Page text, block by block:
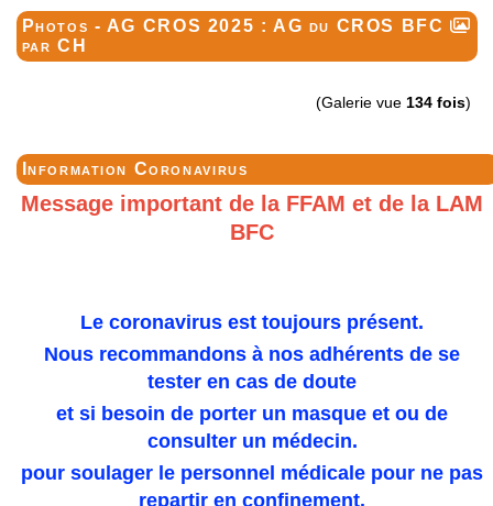
Photos - AG CROS 2025 : AG du CROS BFC
par CH
(Galerie vue 134 fois)
Information Coronavirus
Message important de la FFAM et de la LAM
BFC
Le coronavirus est toujours présent.
Nous recommandons à nos adhérents de se
tester en cas de doute
et si besoin de porter un masque et ou de
consulter un médecin.
pour soulager le personnel médicale pour ne pas
repartir en confinement.